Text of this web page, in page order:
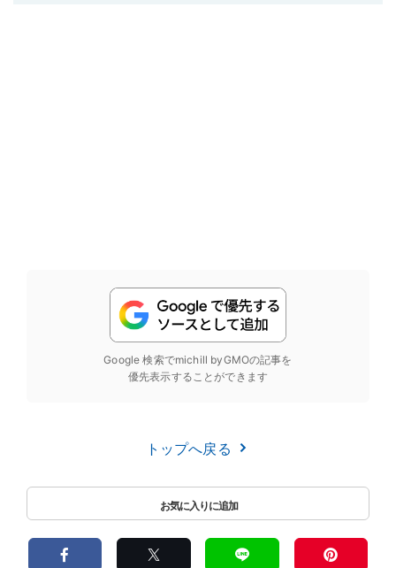
Google 検索でmichill byGMOの記事を
優先表示することができます
トップへ戻る